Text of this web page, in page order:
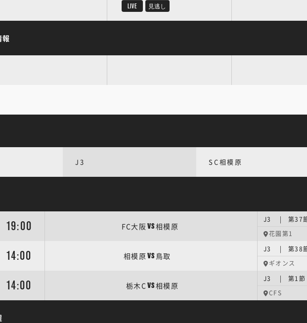
LIVE 見逃し
報
J3 SC相模原
19:00 FC大阪VS相模原
J3 | 第37
花園第1
14:00 相模原VS 鳥取
J3 | 第38
ギオンス
14:00 栃木CVS相模原
J3 | 第1節
CFS